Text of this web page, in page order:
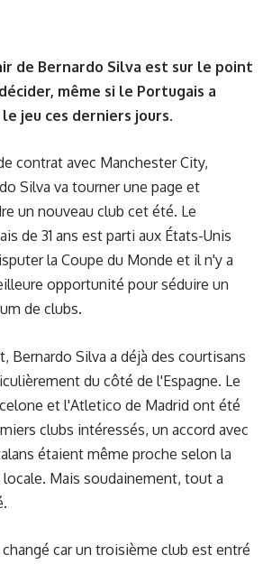
de Bernardo Silva est sur le point
même si le Portugais a
jeu ces derniers jours.
contrat avec Manchester City,
Silva va tourner une page et
un nouveau club cet été. Le
de 31 ans est parti aux États-Unis
la Coupe du Monde et il n'y a
opportunité pour séduire un
de clubs.
Bernardo Silva a déjà des courtisans
du côté de l'Espagne. Le
et l'Atletico de Madrid ont été
clubs intéressés, un accord avec
étaient même proche selon la
locale. Mais soudainement, tout a
car un troisième club est entré